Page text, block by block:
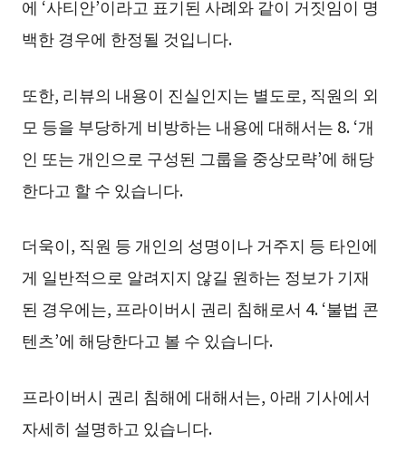
에 ‘사티안’이라고 표기된 사례와 같이 거짓임이 명
백한 경우에 한정될 것입니다.
또한, 리뷰의 내용이 진실인지는 별도로, 직원의 외
모 등을 부당하게 비방하는 내용에 대해서는 8. ‘개
인 또는 개인으로 구성된 그룹을 중상모략’에 해당
한다고 할 수 있습니다.
더욱이, 직원 등 개인의 성명이나 거주지 등 타인에
게 일반적으로 알려지지 않길 원하는 정보가 기재
된 경우에는, 프라이버시 권리 침해로서 4. ‘불법 콘
텐츠’에 해당한다고 볼 수 있습니다.
프라이버시 권리 침해에 대해서는, 아래 기사에서
자세히 설명하고 있습니다.